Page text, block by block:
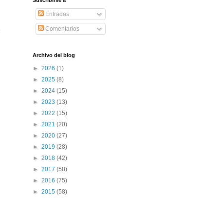
Entradas
Comentarios
Archivo del blog
► 2026 (1)
► 2025 (8)
► 2024 (15)
► 2023 (13)
► 2022 (15)
► 2021 (20)
► 2020 (27)
► 2019 (28)
► 2018 (42)
► 2017 (58)
► 2016 (75)
► 2015 (58)